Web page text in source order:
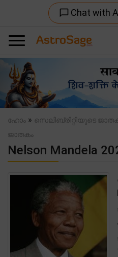
chat_bubble_outline Chat with
Previous
ഹോം » സെലിബ്രിറ്റിയുടെ
ജാതകം
Nelson Mandela